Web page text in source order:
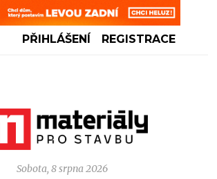
PŘIHLÁŠENÍ REGISTRACE
Sobota, 8 srpna 2026